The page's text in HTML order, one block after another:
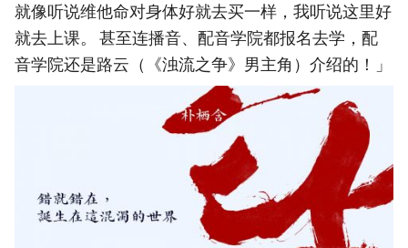
就像听说维他命对身体好就去买一样，我听说这里好
就去上课。 甚至连播音、配音学院都报名去学，配
音学院还是路云（《浊流之争》男主角）介绍的！」